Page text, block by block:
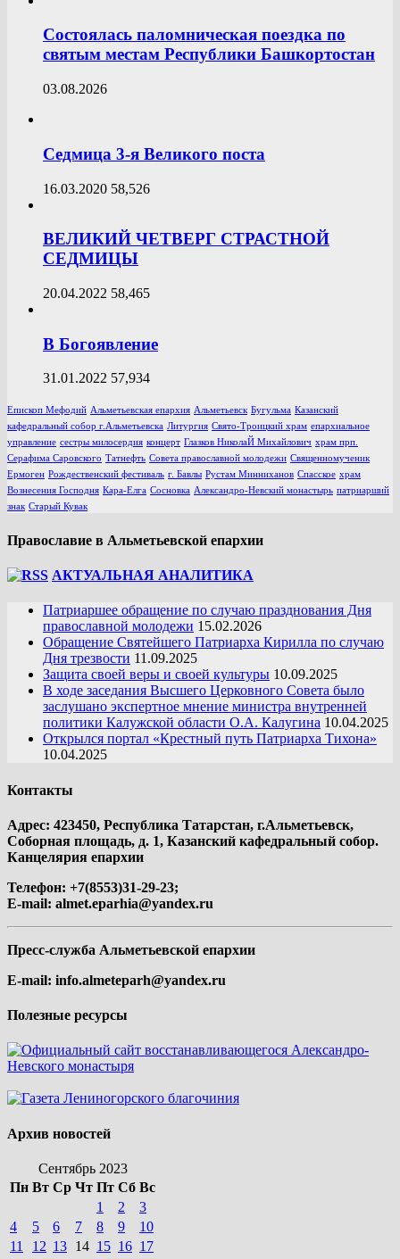
Состоялась паломническая поездка по
святым местам Республики Башкортостан
03.08.2026
Седмица 3-я Великого поста
16.03.2020 58,526
ВЕЛИКИЙ ЧЕТВЕРГ СТРАСТНОЙ
СЕДМИЦЫ
20.04.2022 58,465
В Богоявление
31.01.2022 57,934
Епископ Мефодий Альметьевская епархия Альметьевск Бугульма Казанский
кафедральный собор г.Альметьевска Литургия Свято-Троицкий храм епархиальное
управление сестры милосердия концерт Глазков НиколаЙ Михайлович храм прп.
Серафима Саровского Татнефть Совета православной молодежи Священномученик
Ермоген Рождественский фестиваль г. Бавлы Рустам Минниханов Спасское храм
Вознесения Господня Кара-Елга Сосновка Александро-Невский монастырь патриарший
знак Старый Кувак
Православие в Альметьевской епархии
АКТУАЛЬНАЯ АНАЛИТИКА
Патриаршее обращение по случаю празднования Дня
православной молодежи 15.02.2026
Обращение Святейшего Патриарха Кирилла по случаю
Дня трезвости 11.09.2025
Защита своей веры и своей культуры 10.09.2025
В ходе заседания Высшего Церковного Совета было
заслушано экспертное мнение министра внутренней
политики Калужской области О.А. Калугина 10.04.2025
Открылся портал «Крестный путь Патриарха Тихона»
10.04.2025
Контакты
Адрес: 423450, Республика Татарстан, г.Альметьевск,
Соборная площадь, д. 1, Казанский кафедральный собор.
Канцелярия епархии
Телефон: +7(8553)31-29-23;
E-mail: almet.eparhia@yandex.ru
Пресс-служба Альметьевской епархии
E-mail: info.almeteparh@yandex.ru
Полезные ресурсы
Архив новостей
Сентябрь 2023
Пн Вт Ср Чт Пт Сб Вс
1
2
3
4
5 6 7 8 9
10
11
12 13 14 15 16 17